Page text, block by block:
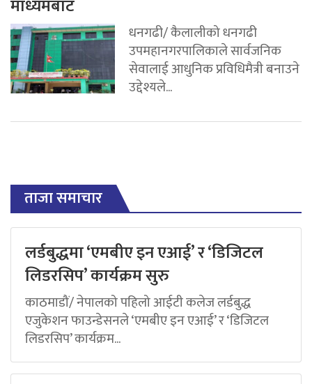
माध्यमबाट
धनगढी/ कैलालीको धनगढी
उपमहानगरपालिकाले सार्वजनिक
सेवालाई आधुनिक प्रविधिमैत्री बनाउने
उद्देश्यले...
ताजा समाचार
लर्डबुद्धमा ‘एमबीए इन एआई’ र ‘डिजिटल
लिडरसिप’ कार्यक्रम सुरु
काठमाडौं/ नेपालको पहिलो आईटी कलेज लर्डबुद्ध
एजुकेशन फाउन्डेसनले ‘एमबीए इन एआई’ र ‘डिजिटल
लिडरसिप’ कार्यक्रम...